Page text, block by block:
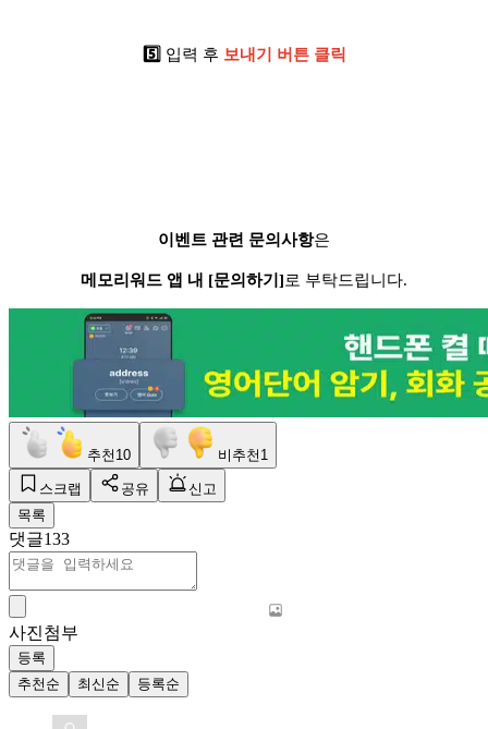
5️⃣ 입력 후 보내기 버튼 클릭
이벤트 관련 문의사항은
메모리워드 앱 내 [문의하기]로 부탁드립니다.
추천 10 비추천 1
스크랩 공유
신고
목록
댓글133
사진첨부
등록
추천순
최신순 등록순